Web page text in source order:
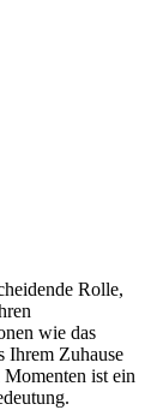
Rolle,
wie das
Ihrem Zuhause
ist ein